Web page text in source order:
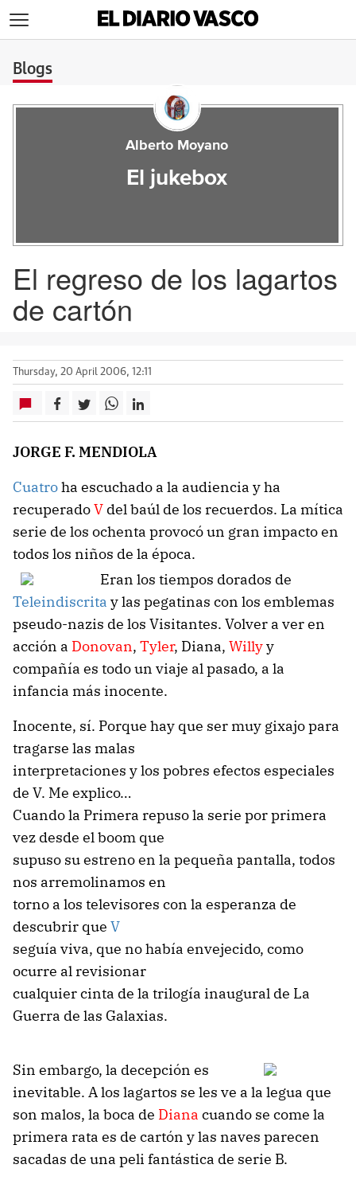
Blogs
Alberto Moyano
El jukebox
El regreso de los lagartos
de cartón
Thursday, 20 April 2006, 12:11
JORGE F. MENDIOLA
Cuatroha escuchado a la audiencia y ha
recuperadoV del baúl de los recuerdos. La mítica
serie de los ochenta provocó un gran impacto en
todos los niños de la época.
Eran los tiempos dorados de
Teleindiscrita y las pegatinas con los emblemas
pseudo-nazis de los Visitantes. Volver a ver en
acción a Donovan, Tyler, Diana, Willyy
compañía es todo un viaje al pasado, a la
infancia más inocente.
Inocente, sí. Porque hay que ser muy gixajo para
tragarse las malas
interpretaciones y los pobres efectos especiales
de V. Me explico…
Cuando la Primera repuso la serie por primera
vez desde el boom que
supuso su estreno en la pequeña pantalla, todos
nos arremolinamos en
torno a los televisores con la esperanza de
descubrir que V
seguía viva, que no había envejecido, como
ocurre al revisionar
cualquier cinta de la trilogía inaugural de La
Guerra de las Galaxias.
Sin embargo, la decepción es
inevitable. A los lagartos se les ve a la legua que
son malos, la boca de Diana cuando se come la
primera rata es de cartón y las naves parecen
sacadas de una peli fantástica de serie B.